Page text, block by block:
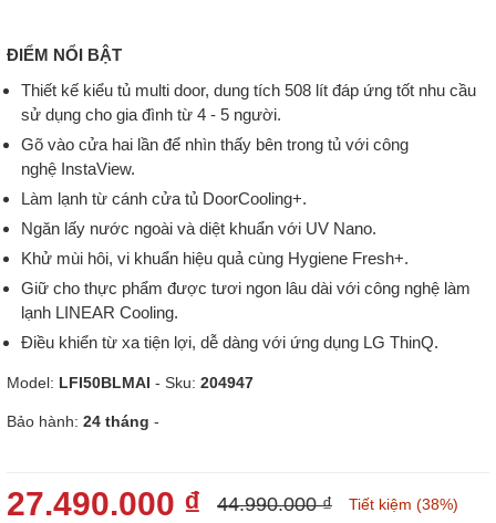
ĐIỂM NỔI BẬT
Thiết kế kiểu tủ multi door, dung tích 508 lít đáp ứng tốt nhu cầu
sử dụng cho gia đình từ 4 - 5 người.
Gõ vào cửa hai lần để nhìn thấy bên trong tủ với công
nghệ InstaView.
Làm lạnh từ cánh cửa tủ DoorCooling+.
Ngăn lấy nước ngoài và diệt khuẩn với UV Nano.
Khử mùi hôi, vi khuẩn hiệu quả cùng Hygiene Fresh+.
Giữ cho thực phẩm được tươi ngon lâu dài với công nghệ làm
lạnh LINEAR Cooling.
Điều khiển từ xa tiện lợi, dễ dàng với ứng dụng LG ThinQ.
Model: LFI50BLMAI - Sku: 204947
Bảo hành: 24 tháng -
27.490.000 ₫ 44.990.000 ₫ Tiết kiệm (38%)